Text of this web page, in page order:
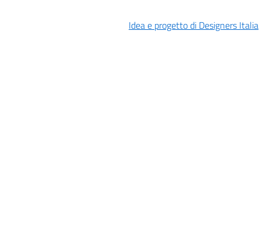
Idea e progetto di Designers Italia